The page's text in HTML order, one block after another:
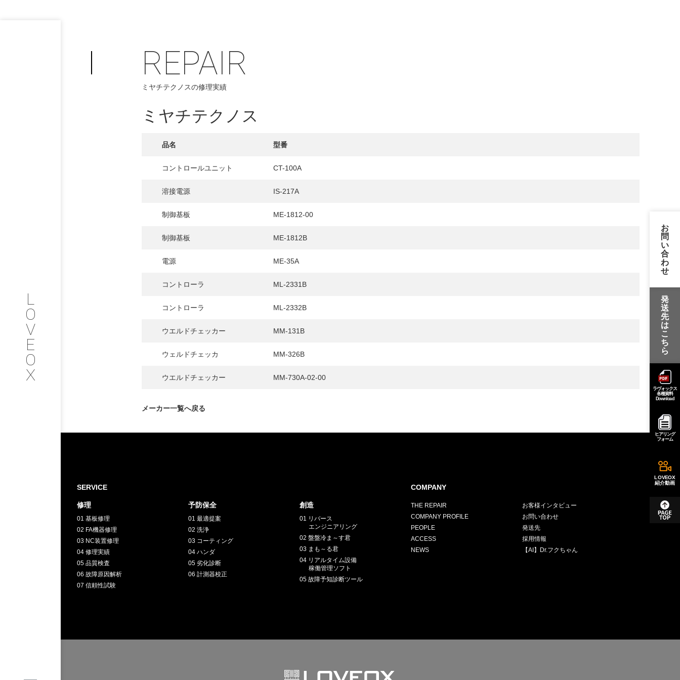
L
O
V
E
O
X
PHILOSOPHY
COMPANY
PROFILE
SERVICE
CHALLENGE
環境への取り組み
お問い合わせ
お
問
い
合
わ
せ
発
送
先
は
こ
ち
ら
ラヴォックス
各種資料
Download
ヒアリング
フォーム
LOVEOX
紹介動画
REPAIR
ミヤチテクノスの修理実績
ミヤチテクノス
品名 型番
コントロールユニット CT-100A
溶接電源 IS-217A
制御基板 ME-1812-00
制御基板 ME-1812B
電源 ME-35A
コントローラ ML-2331B
コントローラ ML-2332B
ウエルドチェッカー MM-131B
ウェルドチェッカ MM-326B
ウエルドチェッカー MM-730A-02-00
メーカー一覧へ戻る
SERVICE
修理
01 基板修理
02 FA機器修理
03 NC装置修理
04 修理実績
05 品質検査
06 故障原因解析
07 信頼性試験
予防保全
01 最適提案
02 洗浄
03 コーティング
04 ハンダ
05 劣化診断
06 計測器校正
創造
01 リバース
エンジニアリング
02 盤盤冷ま～す君
03 まも～る君
04 リアルタイム設備
稼働管理ソフト
05 故障予知診断ツール
COMPANY
THE REPAIR
COMPANY PROFILE
PEOPLE
ACCESS
NEWS
お客様インタビュー
お問い合わせ
発送先
採用情報
【AI】Dr.フクちゃん